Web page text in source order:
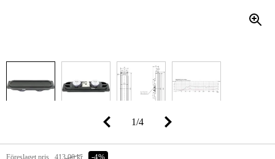
1/4
Föreslaget pris 413,00 kr -4%